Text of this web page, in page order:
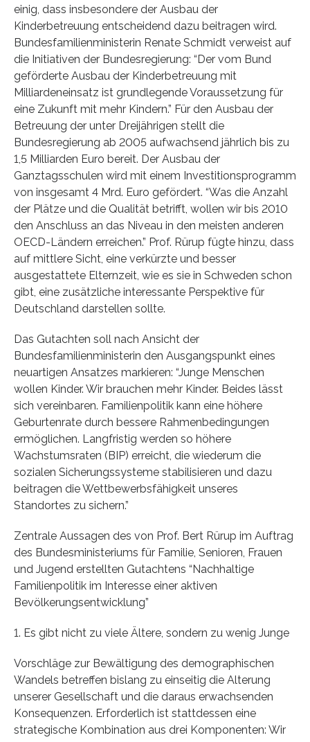
einig, dass insbesondere der Ausbau der
Kinderbetreuung entscheidend dazu beitragen wird.
Bundesfamilienministerin Renate Schmidt verweist auf
die Initiativen der Bundesregierung: “Der vom Bund
geförderte Ausbau der Kinderbetreuung mit
Milliardeneinsatz ist grundlegende Voraussetzung für
eine Zukunft mit mehr Kindern.” Für den Ausbau der
Betreuung der unter Dreijährigen stellt die
Bundesregierung ab 2005 aufwachsend jährlich bis zu
1,5 Milliarden Euro bereit. Der Ausbau der
Ganztagsschulen wird mit einem Investitionsprogramm
von insgesamt 4 Mrd. Euro gefördert. “Was die Anzahl
der Plätze und die Qualität betrifft, wollen wir bis 2010
den Anschluss an das Niveau in den meisten anderen
OECD-Ländern erreichen.” Prof. Rürup fügte hinzu, dass
auf mittlere Sicht, eine verkürzte und besser
ausgestattete Elternzeit, wie es sie in Schweden schon
gibt, eine zusätzliche interessante Perspektive für
Deutschland darstellen sollte.
Das Gutachten soll nach Ansicht der
Bundesfamilienministerin den Ausgangspunkt eines
neuartigen Ansatzes markieren: “Junge Menschen
wollen Kinder. Wir brauchen mehr Kinder. Beides lässt
sich vereinbaren. Familienpolitik kann eine höhere
Geburtenrate durch bessere Rahmenbedingungen
ermöglichen. Langfristig werden so höhere
Wachstumsraten (BIP) erreicht, die wiederum die
sozialen Sicherungssysteme stabilisieren und dazu
beitragen die Wettbewerbsfähigkeit unseres
Standortes zu sichern.”
Zentrale Aussagen des von Prof. Bert Rürup im Auftrag
des Bundesministeriums für Familie, Senioren, Frauen
und Jugend erstellten Gutachtens “Nachhaltige
Familienpolitik im Interesse einer aktiven
Bevölkerungsentwicklung”
1. Es gibt nicht zu viele Ältere, sondern zu wenig Junge
Vorschläge zur Bewältigung des demographischen
Wandels betreffen bislang zu einseitig die Alterung
unserer Gesellschaft und die daraus erwachsenden
Konsequenzen. Erforderlich ist stattdessen eine
strategische Kombination aus drei Komponenten: Wir